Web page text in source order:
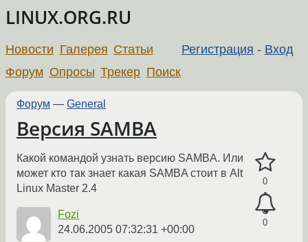
LINUX.ORG.RU
Регистрация - Вход
Новости Галерея Статьи
Форум Опросы Трекер Поиск
Форум — General
Версия SAMBA
0
0
Какой командой узнать версию SAMBA. Или
может кто так знает какая SAMBA стоит в Alt
Linux Master 2.4
Fozi
24.06.2005 07:32:31 +00:00